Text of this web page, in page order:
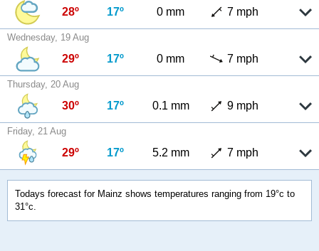
28º 17º 0 mm 7 mph
Wednesday, 19 Aug
29º 17º 0 mm 7 mph
Thursday, 20 Aug
30º 17º 0.1 mm 9 mph
Friday, 21 Aug
29º 17º 5.2 mm 7 mph
Todays forecast for Mainz shows temperatures ranging from 19°c to
31°c.